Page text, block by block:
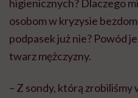
higienicznych? Dlaczego
osobom w kryzysie
podpasek już nie? Powód
twarz mężczyzny.
– Z sondy, którą